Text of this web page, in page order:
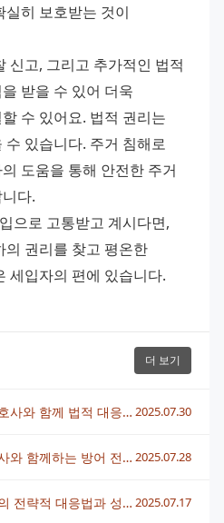
히 보호받는 것이
신고, 그리고 추가적인 법적
받을 수 있어 더욱
수 있어요. 법적 권리는
있습니다. 주거 침해로
도움을 통해 안전한 주거
다.
의 권리를 찾고 평온한
세입자의 편에 있습니다.
더 보기
가정폭력고소, 경찰조사변호사와 함께 법적 대응 완벽 준비 2025.07.30
특수강도죄, 경찰조사변호사와 함께하는 방어 전략 필수 가이드 2025.07.28
공금유용, 경찰조사변호사의 전략적 대응법과 성공사례 분석 2025.07.17